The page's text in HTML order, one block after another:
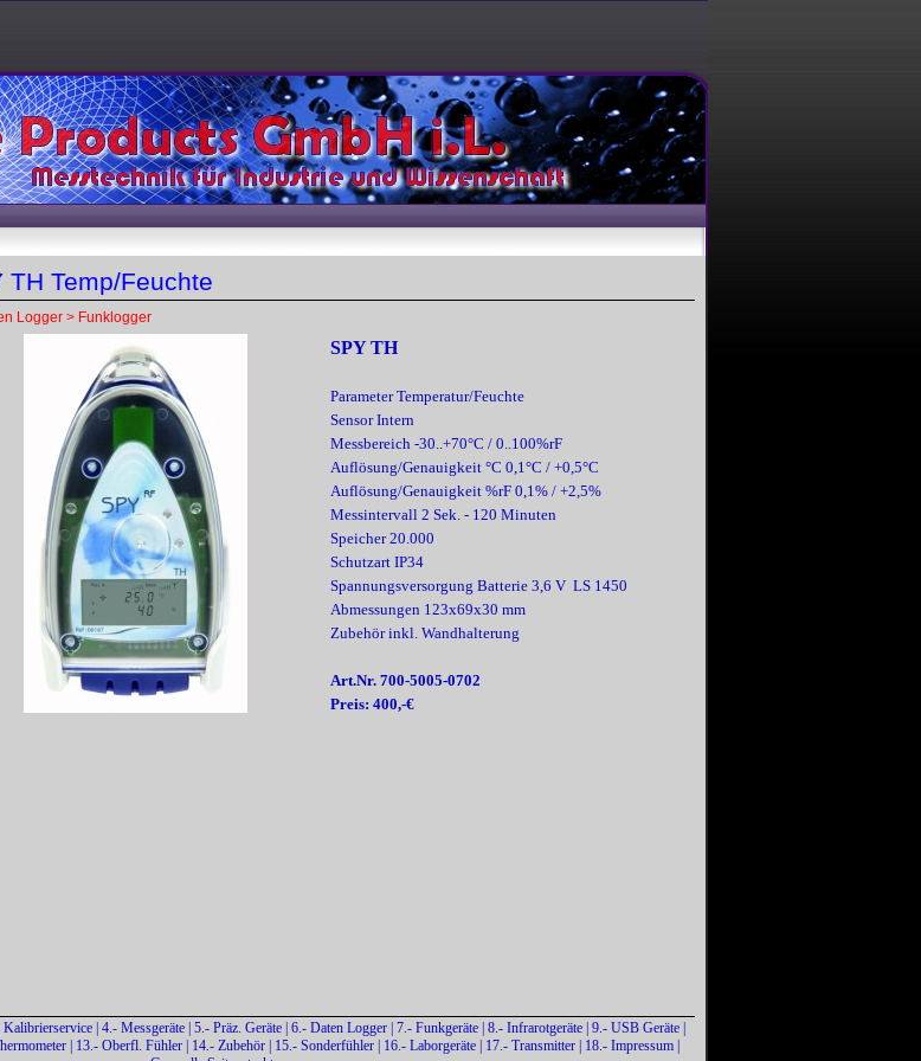
TH Temp/Feuchte
Logger > Funklogger
SPY TH
Parameter Temperatur/Feuchte
Sensor Intern
Messbereich -30..+70°C / 0..100%rF
Auflösung/Genauigkeit °C 0,1°C / +0,5°C
Auflösung/Genauigkeit %rF 0,1% / +2,5%
Messintervall 2 Sek. -120 Minuten
Speicher 20.000
Schutzart IP34
Spannungsversorgung Batterie 3,6 V LS 1450
Abmessungen 123x69x30 mm
Zubehör inkl. Wandhalterung
Art.Nr. 700-5005-0702
Preis: 400,-€
Kalibrierservice 4.- Messgeräte 5.- Präz. Geräte 6.- Daten Logger 7.- Funkgeräte 8.- Infrarotgeräte 9.- USB Geräte
| 13.- Oberfl. Fühler| 14.- Zubehör 15.- Sonderfühler| 16.- Laborgeräte| 17.- Transmitter| 18.- Impressum|